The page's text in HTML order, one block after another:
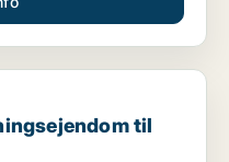
til salg i Storkøbenhavn
til